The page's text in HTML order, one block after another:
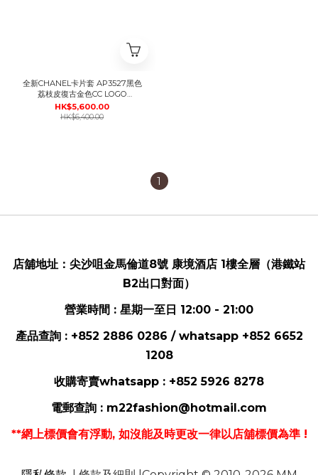
全新CHANEL卡片套 AP3527黑色
荔枝皮復古金色CC LOGO
#BRAND NEW #香榭站正品
HK$5,600.00
HK$6,400.00
1
店舖地址： 尖沙咀金馬倫道8號 康境酒店 1樓全層（港鐵站
B2出口對面）
營業時間 : 星期一至日 12:00 - 21:00
產品查詢 : +852 2886 0286 / whatsapp +852 6652
1208
收購寄賣whatsapp : +852 5926 8278
電郵查詢 : m22fashion@hotmail.com
**網上標價會有浮動, 如沒能及時更改一律以店舖標價為準 !